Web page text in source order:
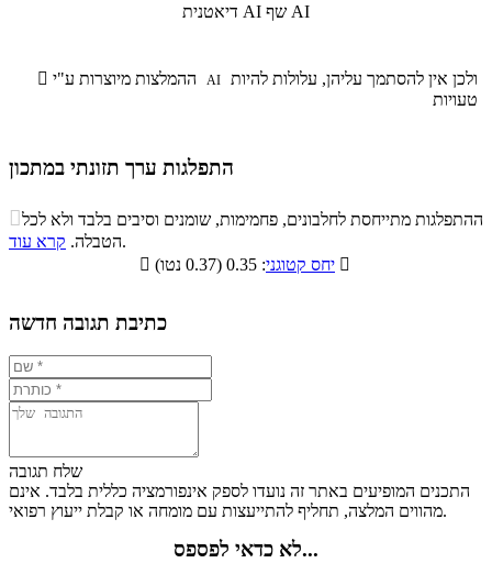
דיאטנית AI שף AI
 AI
טעויות
התפלגות ערך תזונתי במתכון
התפלגות ערך תזונתי במתכון
סיבים
תזונתיים
שומנים חלבונים
48.1% 23.3%
ההתפלגות מתייחסת לחלבונים, פחמימות, שומנים וסיבים בלבד ולא לכל
הטבלה. קרא עוד
.

יחס קטוגני 
כתיבת תגובה חדשה
שלח תגובה
התכנים המופיעים באתר זה נועדו לספק אינפורמציה כללית בלבד. אינם
מהווים המלצה, תחליף להתייעצות עם מומחה או קבלת ייעוץ רפואי.
לא כדאי לפספס...